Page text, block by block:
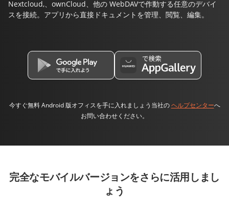
Nextcloud,、ownCloud、他の WebDAVで作動する任意のデバイ
スを接続。アプリから直接ドキュメントを管理、閲覧、編集。
今すぐ無料 Android 版オフィスを手に入れましょう当社のヘルプセンターへ
お問い合わせください。
完全なモバイルバージョンをさらに活用しまし
ょう